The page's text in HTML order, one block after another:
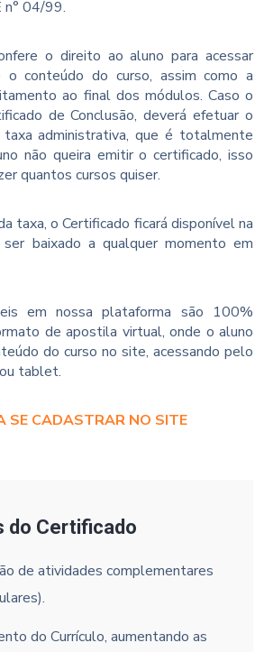
n° 04/99.
o direito ao aluno para acessar
conteúdo do curso, assim como a
ao final dos módulos. Caso o
de Conclusão, deverá efetuar o
administrativa, que é totalmente
não queira emitir o certificado, isso
quantos cursos quiser.
taxa, o Certificado ficará disponível na
baixado a qualquer momento em
em nossa plataforma são 100%
de apostila virtual, onde o aluno
do curso no site, acessando pelo
tablet.
SE CADASTRAR NO SITE
do Certificado
de atividades complementares
do Currículo, aumentando as